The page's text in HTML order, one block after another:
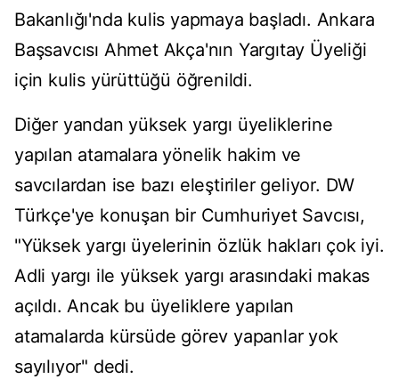
Bakanlığı'nda kulis yapmaya başladı. Ankara
Başsavcısı Ahmet Akça'nın Yargıtay Üyeliği
için kulis yürüttüğü öğrenildi.
Diğer yandan yüksek yargı üyeliklerine
yapılan atamalara yönelik hakim ve
savcılardan ise bazı eleştiriler geliyor. DW
Türkçe'ye konuşan bir Cumhuriyet Savcısı,
"Yüksek yargı üyelerinin özlük hakları çok iyi.
Adli yargı ile yüksek yargı arasındaki makas
açıldı. Ancak bu üyeliklere yapılan
atamalarda kürsüde görev yapanlar yok
sayılıyor" dedi.